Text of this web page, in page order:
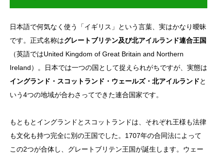
日本語で何気なく使う「イギリス」という言葉、実はかなり曖昧
です。正式名称はグレートブリテン及び北アイルランド連合王国
（英語ではUnited Kingdom of Great Britain and Northern
Ireland）。日本では一つの国として捉えられがちですが、実態は
イングランド・スコットランド・ウェールズ・北アイルランドと
いう4つの地域が合わさってできた連合国家です。
もともとイングランドとスコットランドは、それぞれ王様も法律
も文化も持つ完全に別の王国でした。1707年の合同法によって
この2つが合体し、グレートブリテン王国が誕生します。ウェー